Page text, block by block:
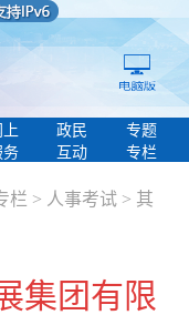
上
务
政民
互动
专题
专栏
栏 > 人事考试 > 其
集团有限